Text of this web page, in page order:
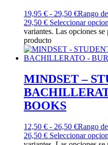
19,95 € - 29,50 €Rango
29,50 € Seleccionar
variantes. Las opciones
producto
MINDSET –
BOOKS
12,50 € - 26,50 €Rango
26,50 € Seleccionar